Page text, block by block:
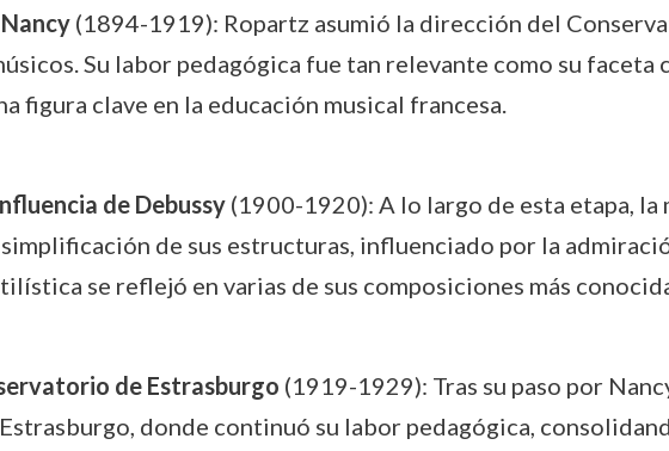
(1894-1919): Ropartz asumió la dirección del
Su labor pedagógica fue tan relevante como su
figura clave en la educación musical francesa.
de Debussy(1900-1920): A lo largo de esta etapa, la
de sus estructuras, influenciado por la
se reflejó en varias de sus composiciones más
de Estrasburgo (1919-1929): Tras su paso por
donde continuó su labor pedagógica,